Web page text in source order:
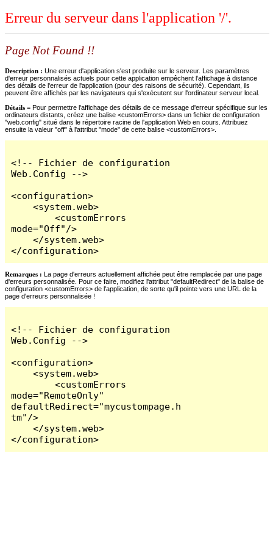
Erreur du serveur dans l'application '/'.
Page Not Found !!
Description : Une erreur d'application s'est produite sur le serveur. Les paramètres
d'erreur personnalisés actuels pour cette application empêchent l'affichage à distance
des détails de l'erreur de l'application (pour des raisons de sécurité). Cependant, ils
peuvent être affichés par les navigateurs qui s'exécutent sur l'ordinateur serveur local.
Détails = Pour permettre l'affichage des détails de ce message d'erreur spécifique sur les
ordinateurs distants, créez une balise <customErrors> dans un fichier de configuration
"web.config" situé dans le répertoire racine de l'application Web en cours. Attribuez
ensuite la valeur "off" à l'attribut "mode" de cette balise <customErrors>.
<!-- Fichier de configuration
Web.Config -->
<configuration>
    <system.web>
        <customErrors
mode="Off"/>
    </system.web>
</configuration>
Remarques : La page d'erreurs actuellement affichée peut être remplacée par une page
d'erreurs personnalisée. Pour ce faire, modifiez l'attribut "defaultRedirect" de la balise de
configuration <customErrors> de l'application, de sorte qu'il pointe vers une URL de la
page d'erreurs personnalisée !
<!-- Fichier de configuration
Web.Config -->
<configuration>
    <system.web>
        <customErrors
mode="RemoteOnly"
defaultRedirect="mycustompage.h
tm"/>
    </system.web>
</configuration>